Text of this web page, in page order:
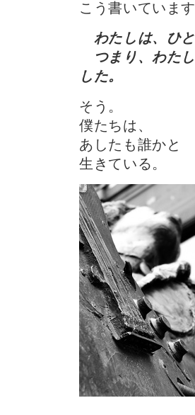
こう書いていま
わたしは、ひ
つまり、わた
した。
そう。
僕たちは、
あしたも誰かと
生きている。